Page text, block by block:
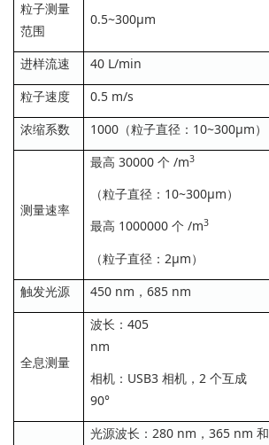
粒子测量
范围
0.5~300μm
进样流速
40 L/min
粒子速度
0.5 m/s
浓缩系数
1000（粒子直径：10~300μm）
测量速率
最高 30000 个 /m3
（粒子直径：10~300μm）
最高 1000000 个 /m3
（粒子直径：2μm）
触发光源
450 nm，685 nm
全息测量
波长：405
nm
相机：USB3 相机，2 个互成
90°
光源波长：280 nm，365 nm 和